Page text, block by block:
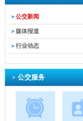
> 公交新闻
> 媒体报道
> 行业动态
> 公交服务